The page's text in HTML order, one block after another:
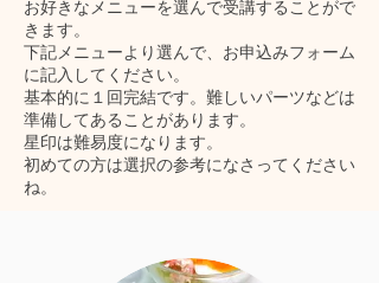
​お好きなメニューを選んで受講することがで
きます。
下記メニューより選んで、お申込みフォーム
に記入してください。
基本的に１回完結です。難しいパーツなどは
準備してあることがあります。
星印は難易度になります。
​初めての方は選択の参考になさってください
ね。